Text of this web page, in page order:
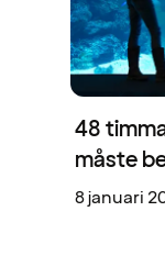
48
måste
8 januari